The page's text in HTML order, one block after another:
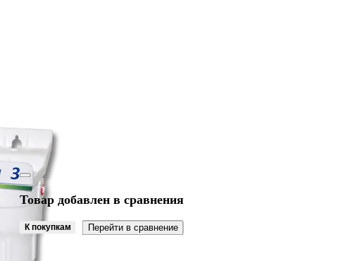
Товар добавлен в сравнения
К покупкам Перейти в сравнение